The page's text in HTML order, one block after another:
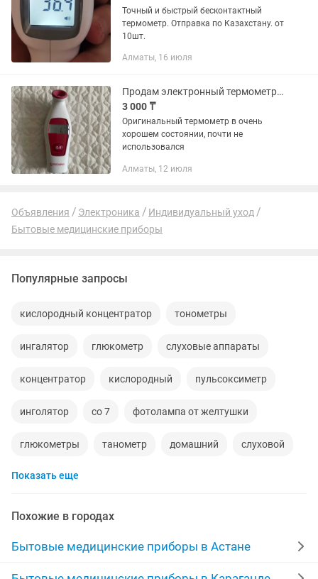
Точный и быстрый бесконтактный
термометр. Отправка по Казахстану. от
10шт.
Алматы, 16 июля
Продам электронный термометр Zepter
3 000 ₸
Оригинальный термометр в очень
хорошем состоянии, почти не
использовался
Алматы, 12 июля
Объявления Электроника
Индивидуальный уход
Бытовые медицинские приборы
Популярные запросы
кислородный концентратор тонометры
ингалятор глюкометр слуховые аппараты
концентратор кислородный пульсоксиметр
инголятор со 7 фотолампа от желтушки
глюкометры танометр домашний слуховой
лампа фотолампа
комплект кислородный концентрат
лампа желтушка аппарат для детское
Показать еще
Похожие в городах
Бытовые медицинские приборы в Астане